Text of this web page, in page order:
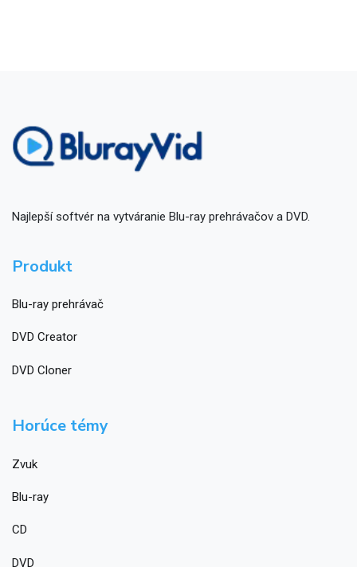
Najlepší softvér na vytváranie Blu-ray prehrávačov a DVD.
Produkt
Blu-ray prehrávač
DVD Creator
DVD Cloner
Horúce témy
Zvuk
Blu-ray
CD
DVD